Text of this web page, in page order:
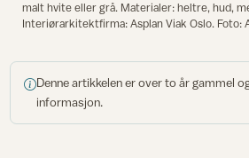
malt hvite eller grå. Materialer: heltre, hud,
Interiørarkitektfirma: Asplan Viak Oslo. Foto:
Denne artikkelen er over to år gammel
informasjon.